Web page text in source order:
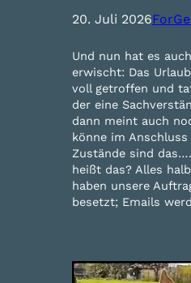
20. Juli 2026
Und nun hat es
erwischt: Das
voll getroffen und
der eine
dann meint auch
könne im
Zustände sind
heißt das? Alles
haben unsere
besetzt; Emails